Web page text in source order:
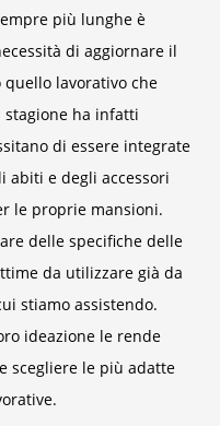
più lunghe è
di aggiornare il
lavorativo che
ha infatti
di essere integrate
abiti e degli accessori
le proprie mansioni.
delle specifiche delle
da utilizzare già da
stiamo assistendo.
ideazione le rende
scegliere le più adatte